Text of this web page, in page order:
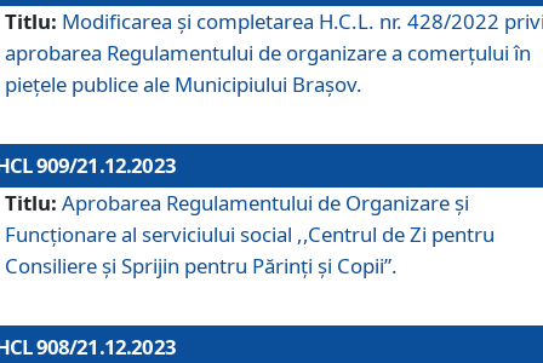
Titlu: Modificarea și completarea H.C.L. nr. 428/2022
aprobarea Regulamentului de organizare a comerțului în
piețele publice ale Municipiului Braşov.
909/21.12.2023
Titlu: Aprobarea Regulamentului de Organizare și
Funcționare al serviciului social ,,Centrul de Zi pentru
Consiliere şi Sprijin pentru Părinţi şi Copii”.
908/21.12.2023